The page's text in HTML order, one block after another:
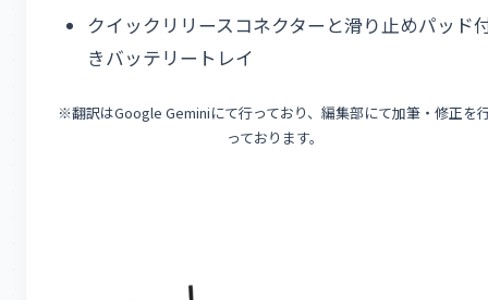
クイックリリースコネクターと滑り止めパッド
きバッテリートレイ
※翻訳はGoogle Geminiにて行っており、編集部にて加筆・修正を
っております。